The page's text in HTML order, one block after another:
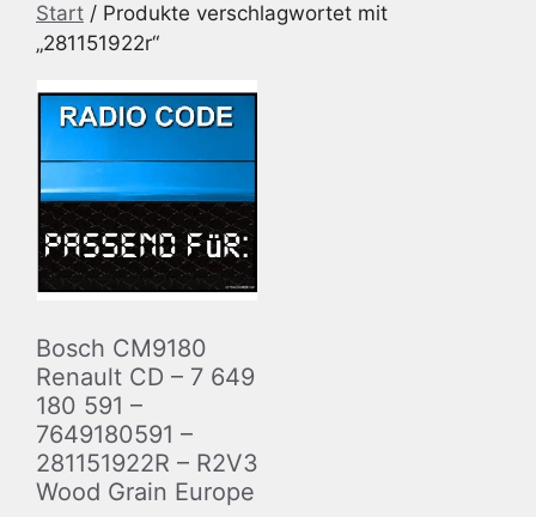
Start / Produkte verschlagwortet mit
„281151922r“
Bosch CM9180
Renault CD – 7 649
180 591 –
7649180591 –
281151922R – R2V3
Wood Grain Europe